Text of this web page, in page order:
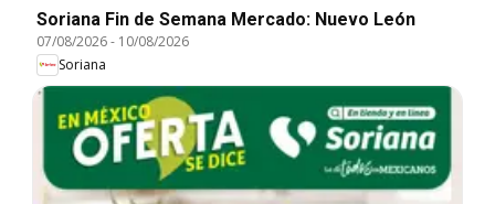
Soriana Fin de Semana Mercado: Nuevo León
07/08/2026- 10/08/2026
Soriana